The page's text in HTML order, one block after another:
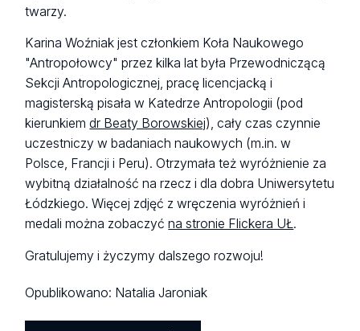
twarzy.
Karina Woźniak jest członkiem Koła Naukowego
"Antropołowcy" przez kilka lat była Przewodniczącą
Sekcji Antropologicznej, pracę licencjacką i
magisterską pisała w Katedrze Antropologii (pod
kierunkiemdr Beaty Borowskiej), cały czas czynnie
uczestniczy w badaniach naukowych (m.in. w
Polsce, Francji i Peru). Otrzymała też wyróżnienie za
wybitną działalność na rzecz i dla dobra Uniwersytetu
Łódzkiego. Więcej zdjęć z wręczenia wyróżnień i
medali można zobaczyćna stronie Flickera UŁ.
Gratulujemy i życzymy dalszego rozwoju!
Opublikowano: Natalia Jaroniak